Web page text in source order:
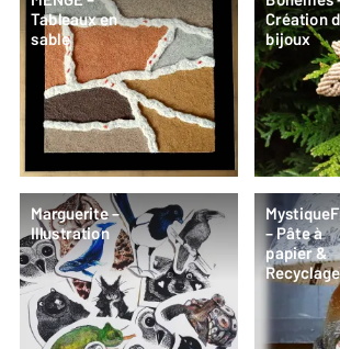
Tableaux en
sable
Création
bijoux
Marguerite –
Illustration
– Pâte à
papier &
Recyclage